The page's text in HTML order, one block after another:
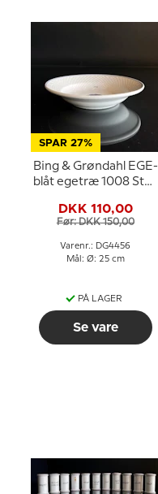
SPAR 27%
Bing & Grøndahl EGE-
blåt egetræ 1008 Stor
(Hotelporcelæn) 25
cm
DKK 110,00
Før: DKK 150,00
Varenr.: DG4456
Mål: Ø: 25 cm
PÅ LAGER
Se vare